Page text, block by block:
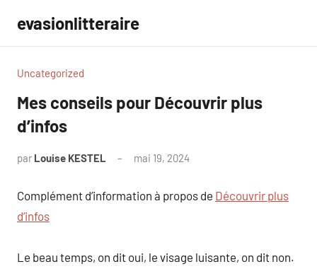
contenu
evasionlitteraire
Uncategorized
Mes conseils pour Découvrir plus
d’infos
par Louise KESTEL mai 19, 2024
Complément d’information à propos de Découvrir plus
d’infos
Le beau temps, on dit oui, le visage luisante, on dit non.